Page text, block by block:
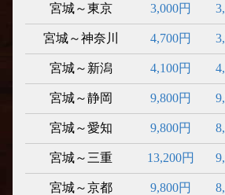
宮城～東京 3,000円
宮城～神奈川 4,700円
宮城～新潟 4,100円
宮城～静岡 9,800円
宮城～愛知 9,800円
宮城～三重 13,200円
宮城～京都 9,800円